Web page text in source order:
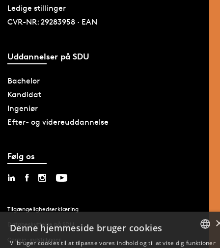
Ledige stillinger
CVR-NR: 29283958 · EAN
Uddannelser på SDU
Bachelor
Kandidat
Ingeniør
Efter- og videreuddannelse
Følg os
Tilgængelighedserklæring
Databeskyttelse på SDU
Cookie-indstillinger
Denne hjemmeside bruger cookies
Vi bruger cookies til at tilpasse vores indhold og til at vise dig funktioner